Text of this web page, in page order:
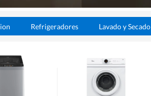
Refrigeradores Lavado y Secado